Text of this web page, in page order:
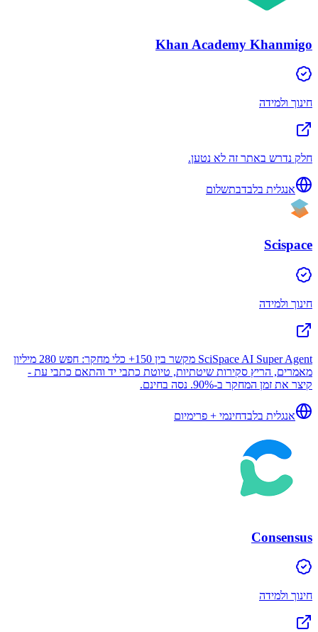
Khan Academy Khanmigo
חינוך ולמידה
חלק נדרש באתר זה לא נטען.
אנגלית בלבדבתשלום
Scispace
חינוך ולמידה
SciSpace AI Super Agent מקשר בין 150+ כלי מחקר: חפש 280 מיליון
מאמרים, הריץ סקירות שיטתיות, טיוטת כתבי יד והתאם כתבי עת -
קיצר את זמן המחקר ב-90%. נסה בחינם.
אנגלית בלבדחינמי + פרימיום
Consensus
חינוך ולמידה